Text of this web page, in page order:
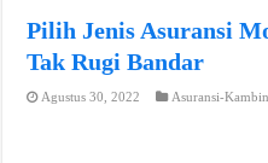
Pilih Jenis Asuransi
Tak Rugi Bandar
Agustus 30, 2022 Asuransi-